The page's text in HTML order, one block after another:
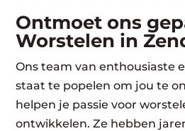
Ontmoet ons
Worstelen in
Ons team van enthousiaste
staat te popelen om jou te
helpen je passie voor
ontwikkelen. Ze hebben